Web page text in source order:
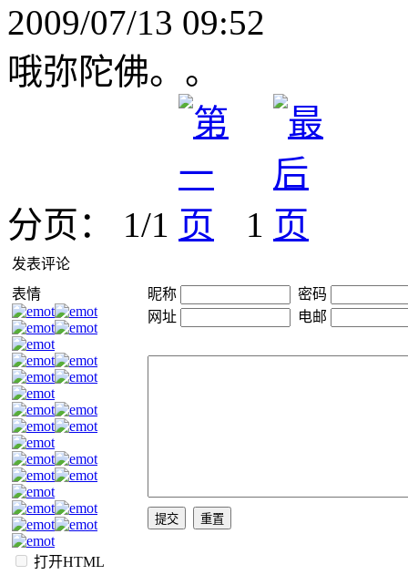
2009/07/13 09:52
哦弥陀佛。。
分页： 1/1 1
发表评论
表情
打开HTML
昵称
密码
网址
电邮